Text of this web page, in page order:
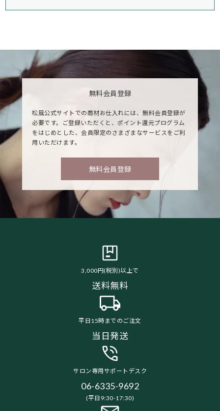
無料会員登録
松風公式サイトでの商材お仕入れには、無料会員登録が
必要です。ご登録いただくと、ポイント還元プログラム
をはじめとした、会員限定のさまざまなサービスをご利
用いただけます。
無料会員登録
3,000円(税別)以上で
送料無料
平日15時までのご注文
当日発送
サロン専用サポートデスク
06-6335-9692
(平日9:30-17:30)